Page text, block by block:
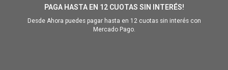
PAGA HASTA EN 12 CUOTAS SIN INTERÉS!
Desde Ahora puedes pagar hasta en 12 cuotas sin interés con
Mercado Pago.